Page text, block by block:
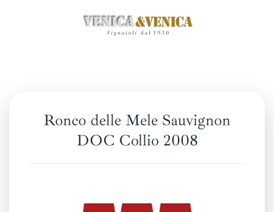
Ronco delle Mele Sauvignon
DOC Collio 2008